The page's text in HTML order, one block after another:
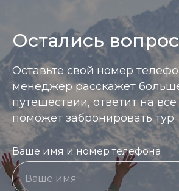
Остались
Оставьте свой номер
менеджер расскажет
путешествии, ответит на
поможет забронировать тур
Ваше имя и номер телефона